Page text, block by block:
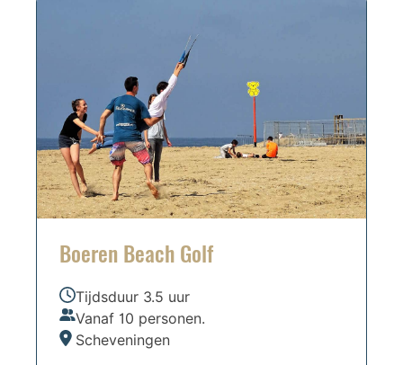
Boeren Beach Golf
Tijdsduur 3.5 uur
Vanaf 10 personen.
Scheveningen